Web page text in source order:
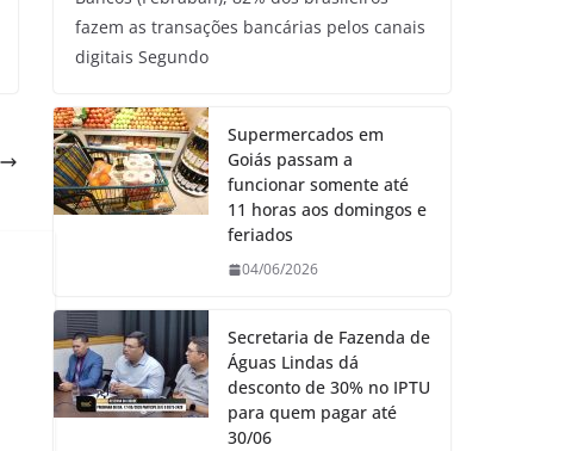
fazem as transações bancárias pelos canais
digitais Segundo
Supermercados em
Goiás passam a
funcionar somente até
11 horas aos domingos e
feriados
04/06/2026
Secretaria de Fazenda de
Águas Lindas dá
desconto de 30% no IPTU
para quem pagar até
30/06